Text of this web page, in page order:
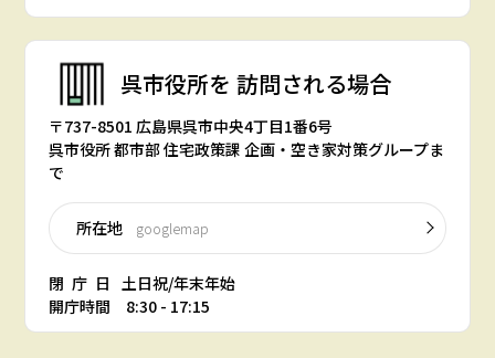
呉市役所を 訪問される場合
〒737-8501 広島県呉市中央4丁目1番6号
呉市役所 都市部 住宅政策課 企画・空き家対策グループま
で
所在地 googlemap
閉庁日
土日祝/年末年始
開庁時間 8:30 - 17:15